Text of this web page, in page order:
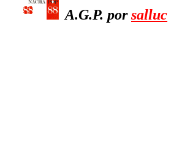
A.G.P. porsalluc